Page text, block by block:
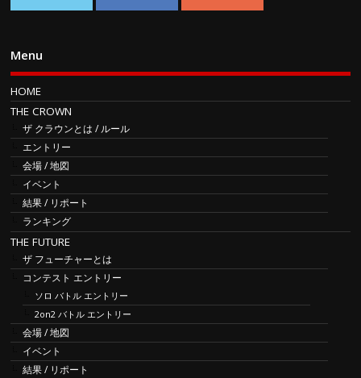
Menu
HOME
THE CROWN
ザ クラウンとは / ルール
エントリー
会場 / 地図
イベント
結果 / リポート
ランキング
THE FUTURE
ザ フューチャーとは
コンテスト エントリー
ソロ バトル エントリー
2on2 バトル エントリー
会場 / 地図
イベント
結果 / リポート